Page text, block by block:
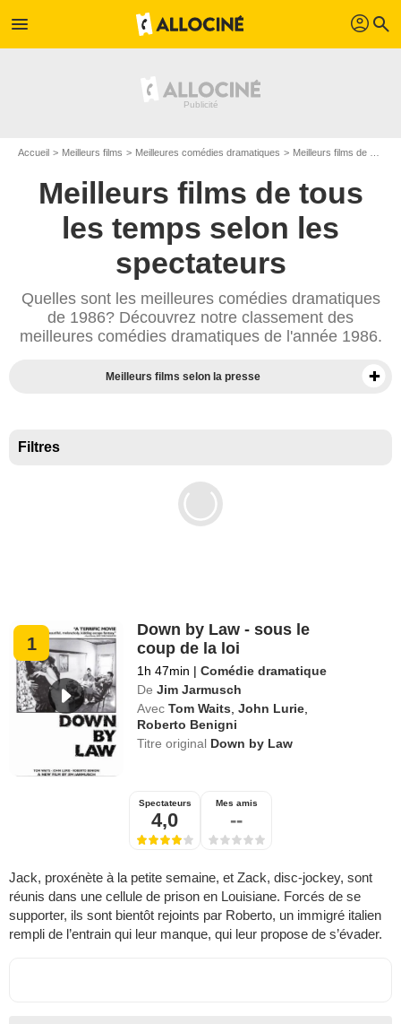
menu profil search
Accueil Meilleurs films Meilleures comédies dramatiques Meilleurs films de 1986
Meilleurs films de tous
les temps selon les
spectateurs
Quelles sont les meilleures comédies dramatiques
de 1986? Découvrez notre classement des
meilleures comédies dramatiques de l'année 1986.
Meilleurs films selon la presse
Filtres
1
Down by Law - sous le
coup de la loi
1h 47min | Comédie dramatique
De Jim Jarmusch
Avec Tom Waits ,John Lurie
Roberto Benigni
Titre original Down by Law
Spectateurs
4,0
Mes amis
--
Jack, proxénète à la petite semaine, et Zack, disc-jockey, sont
réunis dans une cellule de prison en Louisiane. Forcés de se
supporter, ils sont bientôt rejoints par Roberto, un immigré italien
rempli de l’entrain qui leur manque, qui leur propose de s’évader.